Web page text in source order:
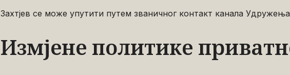
Захтјев се може упутити путем званичног контакт канала
Измјене политике